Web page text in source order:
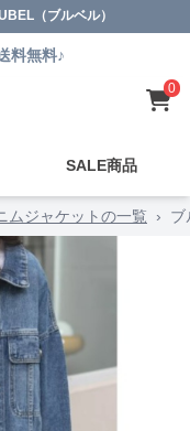
（ブルベル）
料無料♪
0
SALE商品
ムジャケットの一覧 › ブ